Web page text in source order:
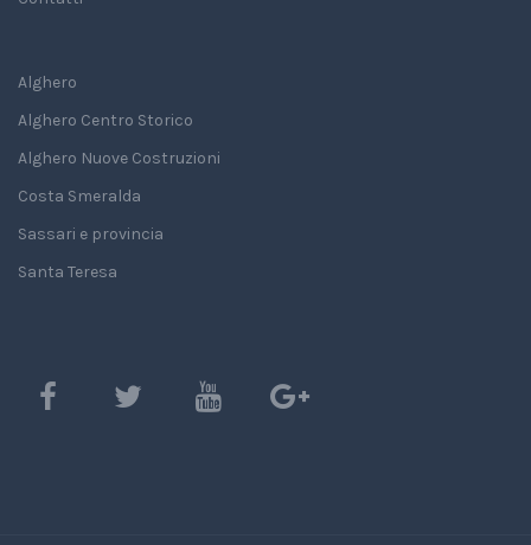
Alghero
Alghero Centro Storico
Alghero Nuove Costruzioni
Costa Smeralda
Sassari e provincia
Santa Teresa